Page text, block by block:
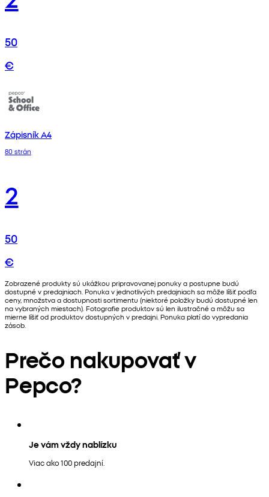
50
€
Zápisník A4
80 strán
2
50
€
Zobrazené produkty sú ukážkou pripravovanej ponuky a postupne budú
dostupné v predajniach. Ponuka v jednotlivých predajniach sa môže líšiť podľa
ceny, množstva a dostupnosti sortimentu (niektoré položky budú dostupné len
na vybraných miestach). Fotografie produktov sú len ilustračné a môžu sa
mierne líšiť od produktov dostupných v predajni. Ponuka platí do vypredania
zásob.
Prečo nakupovať v
Pepco?
Je vám vždy nablízku
Viac ako 100 predajní.